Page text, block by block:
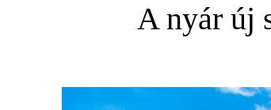
A nyár új